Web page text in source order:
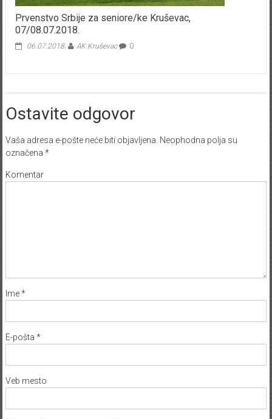
Prvenstvo Srbije za seniore/ke Kruševac,
07/08.07.2018.
06.07.2018. AK Kruševac 0
Ostavite odgovor
Vaša adresa e-pošte neće biti objavljena. Neophodna polja su
označena *
Komentar
Ime*
E-pošta *
Veb mesto